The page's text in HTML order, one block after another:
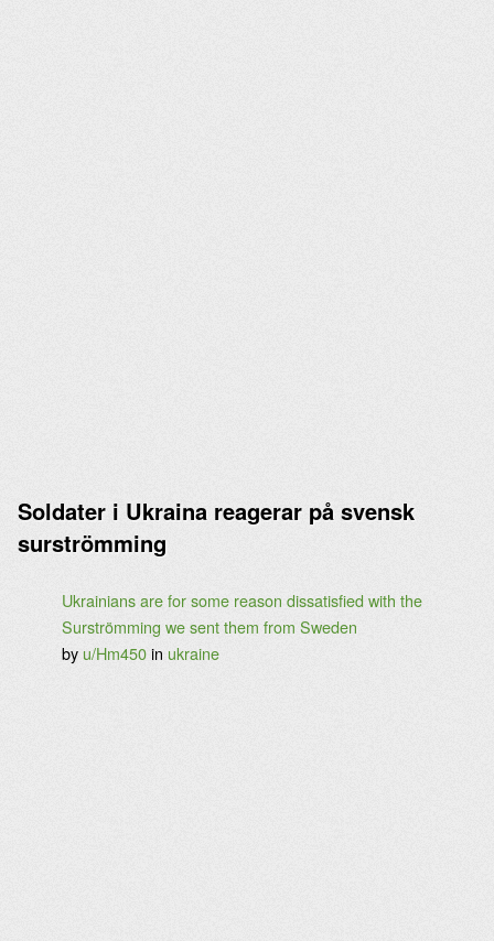
Soldater i Ukraina reagerar på svensk
surströmming
Ukrainians are for some reason dissatisfied with the
Surströmming we sent them from Sweden
by u/Hm450in ukraine